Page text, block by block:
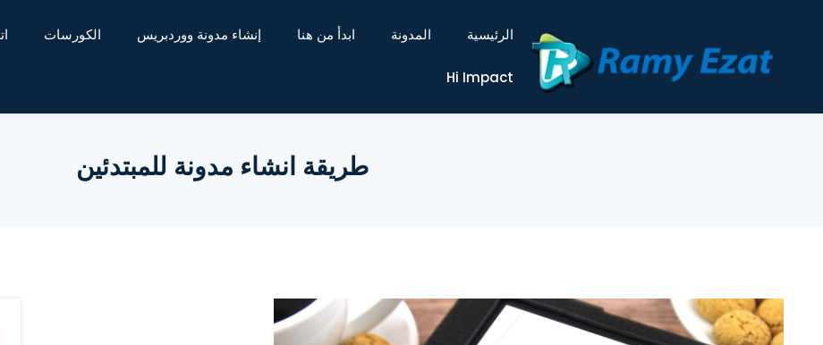
الرئيسية المدونة ابدأ من هنا إنشاء مدونة ووردبريس الكورسات
Hi Impact
طريقة انشاء مدونة للمبتدئين